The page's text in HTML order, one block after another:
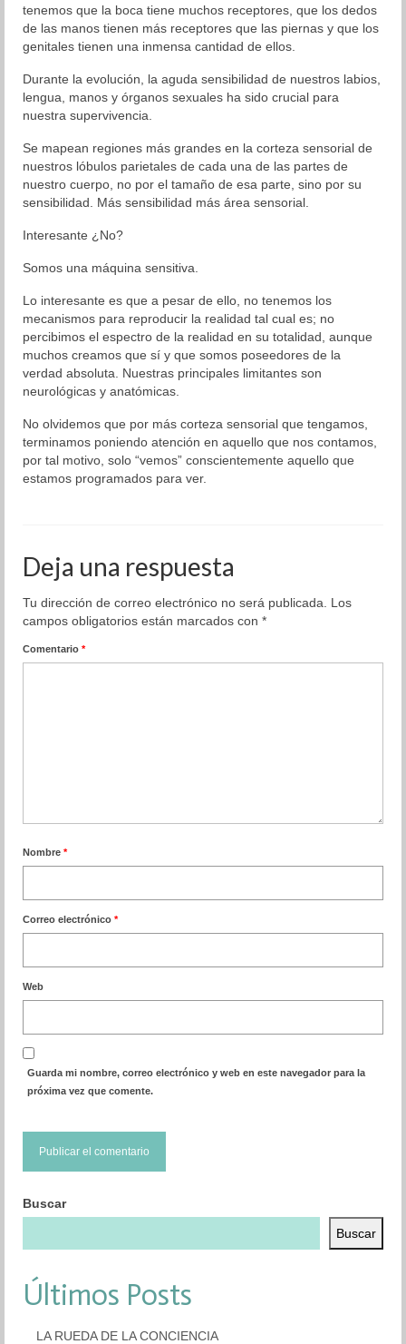
tenemos que la boca tiene muchos receptores, que los dedos
de las manos tienen más receptores que las piernas y que los
genitales tienen una inmensa cantidad de ellos.
Durante la evolución, la aguda sensibilidad de nuestros labios,
lengua, manos y órganos sexuales ha sido crucial para
nuestra supervivencia.
Se mapean regiones más grandes en la corteza sensorial de
nuestros lóbulos parietales de cada una de las partes de
nuestro cuerpo, no por el tamaño de esa parte, sino por su
sensibilidad. Más sensibilidad más área sensorial.
Interesante ¿No?
Somos una máquina sensitiva.
Lo interesante es que a pesar de ello, no tenemos los
mecanismos para reproducir la realidad tal cual es; no
percibimos el espectro de la realidad en su totalidad, aunque
muchos creamos que sí y que somos poseedores de la
verdad absoluta. Nuestras principales limitantes son
neurológicas y anatómicas.
No olvidemos que por más corteza sensorial que tengamos,
terminamos poniendo atención en aquello que nos contamos,
por tal motivo, solo “vemos” conscientemente aquello que
estamos programados para ver.
Deja una respuesta
Tu dirección de correo electrónico no será publicada.
Los
campos obligatorios están marcados con *
Comentario *
Nombre *
Correo electrónico *
Web
Guarda mi nombre, correo electrónico y web en este navegador para la
próxima vez que comente.
Buscar
Buscar
Últimos Posts
LA RUEDA DE LA CONCIENCIA